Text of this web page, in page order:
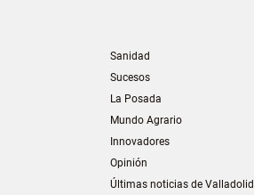
Sanidad
Sucesos
La Posada
Mundo Agrario
Innovadores
Opinión
Últimas noticias de Valladolid